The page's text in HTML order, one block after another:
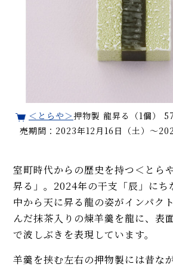
＜とらや＞押物製 龍昇る（1個）
売期間：2023年12月16日（土）～
室町時代からの歴史を持つ＜とら
昇る」。2024年の干支「辰」にち
中から天に昇る龍の姿がインパク
んだ抹茶入りの煉羊羹を龍に、表
で波しぶきを表現しています。
羊羹を挟む左右の押物製には昔な